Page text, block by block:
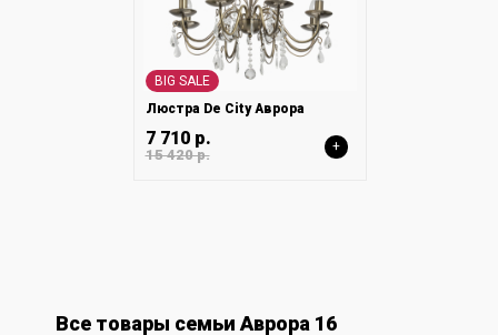
BIG SALE
Люстра De City Аврора
7 710 р.
15 420 р. +
Все товары семьи Аврора 16